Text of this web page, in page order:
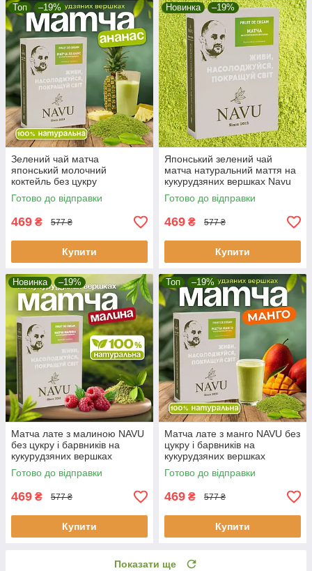
Топ –19%
Зелений чай матча
японський молочний
коктейль без цукру
натуральний ананас Navu на
кукурудзяних вершках 100 г
Готово до відправки
469 ₴ 577 ₴
Купити
Новинка –19%
Японський зелений чай
матча натуральний маття на
кукурудзяних вершках Navu
органічний без цукру 100 г
Готово до відправки
469 ₴ 577 ₴
Купити
Новинка –19%
Матча лате з малиною NAVU
без цукру і барвників на
кукурудзяних вершках
японський чай 100 г
Готово до відправки
469 ₴ 577 ₴
Купити
Топ –19%
Матча лате з манго NAVU без
цукру і барвників на
кукурудзяних вершках
японський чай 100 г
Готово до відправки
469 ₴ 577 ₴
Купити
Показати ще